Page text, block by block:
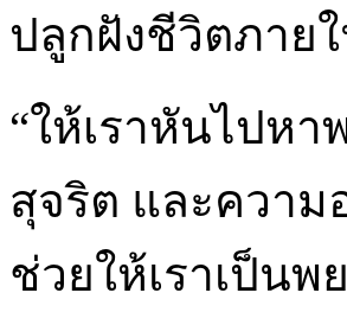
ปลูกฝังชีวิตภายใ
“ให้เราหันไปห
สุจริต และความ
ช่วยให้เราเป็นพ